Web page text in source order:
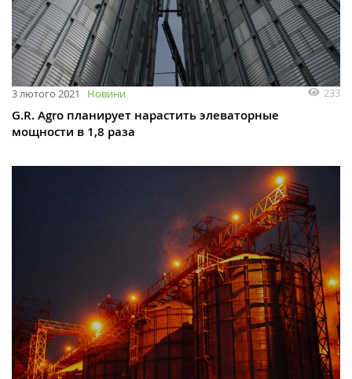
3 лютого 2021 Новини 233
G.R. Agro планирует нарастить элеваторные
мощности в 1,8 раза